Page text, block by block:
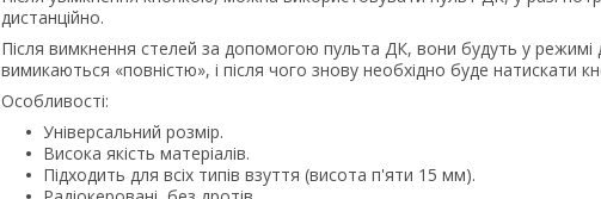
дистанційно.
Після вимкнення стелей за допомогою пульта ДК, вони будуть у
вимикаються «повністю», і після чого знову необхідно буде натискати
Особливості:
Універсальний розмір.
Висока якість матеріалів.
Підходить для всіх типів взуття (висота п'яти 15 мм).